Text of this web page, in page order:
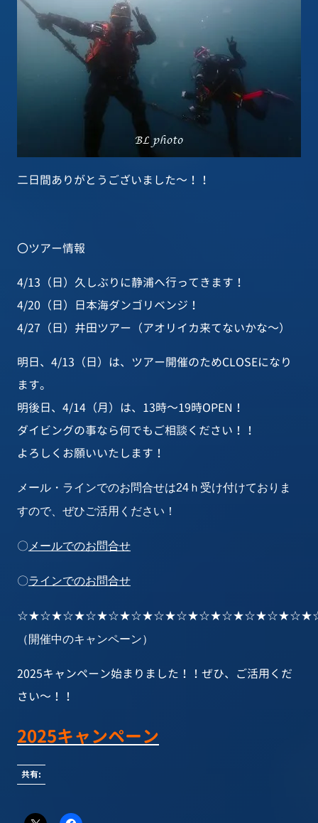
二日間ありがとうございました～！！
〇ツアー情報
4/13（日）久しぶりに静浦へ行ってきます！
4/20（日）日本海ダンゴリベンジ！
4/27（日）井田ツアー（アオリイカ来てないかな～）
明日、4/13（日）は、ツアー開催のためCLOSEになり
ます。
明後日、4/14（月）は、13時～19時OPEN！
ダイビングの事なら何でもご相談ください！！
よろしくお願いいたします！
メール・ラインでのお問合せは24ｈ受け付けておりま
すので、ぜひご活用ください！
〇 メールでのお問合せ
〇ラインでのお問合せ
（開催中のキャンペーン）
2025キャンペーン始まりました！！ぜひ、ご活用くだ
さい～！！
2025キャンペーン
共有: